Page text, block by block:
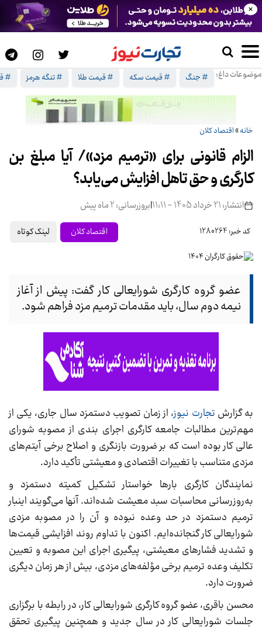
موضوعات داغ: # جنگ # قیمت سکه # قیمت طلا # تنگه هرمز #
×
خانه» اقتصاد کلان
الزام قانونی برای «ترمیم مزد»/ آیا مبلغ بن
کارگری و حق تاهل افزایش می‌یابد؟
انتشار: 21 خرداد 1405 - 11:11 |بروزرسانی: 2 ماه پیش
کد خبر: 1280264 اقتصاد کلان لینک کوتاه
عضو گروه کارگری شورایعالی کار گفت: پیش از آغاز
نیمه دوم سال، باید مقدمات ترمیم مزد فراهم شود.
به گزارش تجارت نیوز، از زمان تصویب دستمزد سال جاری، یکی از
مهم‌ترین مطالبات جامعه کارگری اجرای بندی از مصوبه شورای
عالی کار بوده است که بر ضرورت بازنگری و اصلاح برخی آیتم‌های
مزدی متناسب با تغییرات اقتصادی و معیشتی تأکید دارد.
نمایندگان کارگری بارها خواستار تشکیل کمیته دستمزد و
به‌روزرسانی محاسبات سبد معیشت شده‌اند. آنها می‌گویند اینبار
ترمیم دستمزد در حد وعده نبوده و آن را در مصوبه مزدی
شورایعالی کار گنجانده‌ایم. اکنون با تداوم روند افزایشی قیمت‌ها
و تشدید فشارهای معیشتی، پیگیری اجرای این مصوبه و تعیین
تکلیف وعده ترمیم برخی مؤلفه‌های مزدی، بیش از هر زمان دیگری
ضرورت دارد.
محسن باقری، عضو گروه کارگری شورایعالی کار، در رابطه با برگزاری
جلسات شورایعالی کار در سال جدید و همچنین پیگیری تحقق